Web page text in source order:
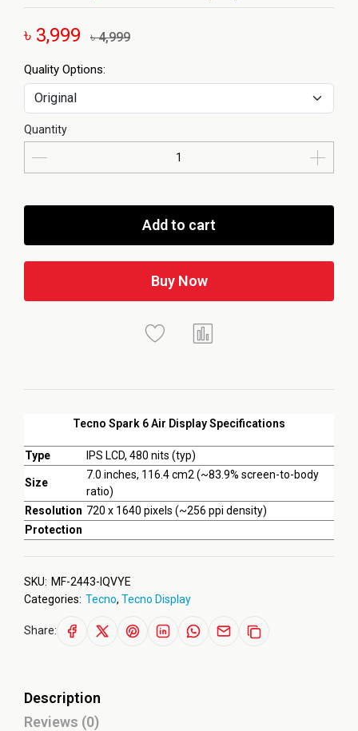
৳ 3,999 ৳ 4,999
Tecno Spark 6 Air Display Specifications
Type IPS LCD, 480 nits (typ)
Size
7.0 inches, 116.4 cm2 (~83.9% screen-to-body
ratio)
Resolution 720 x 1640 pixels (~256 ppi density)
Protection
Quality Options:
Quantity
Add to cart
Buy Now
SKU: MF-2443-IQVYE
Categories: Tecno, Tecno Display
Share:
Description
Reviews (0)